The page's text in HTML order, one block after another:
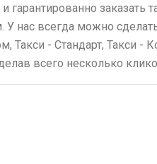
гарантированно
нас всегда можно
Такси - Стандарт, Такси
всего несколько